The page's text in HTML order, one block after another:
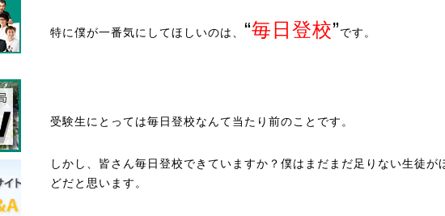
特に僕が一番気にしてほしいのは、 “毎日登校”です。
受験生にとっては毎日登校なんて当たり前のことです。
しかし、皆さん毎日登校できていますか？僕はまだまだ足りない生徒が
どだと思います。